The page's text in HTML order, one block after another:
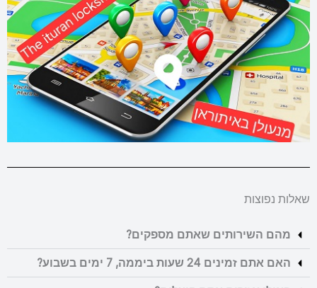
שאלות נפוצות
מהם השירותים שאתם מספקים?
האם אתם זמינים 24 שעות ביממה, 7 ימים בשבוע?